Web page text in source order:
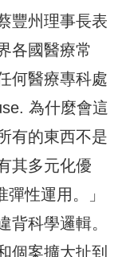
豐州理事長表
各國醫療常
何醫療專科處
為什麼會這
有的東西不是
其多元化優
彈性運用。」
背科學邏輯。
個案擴大扯到